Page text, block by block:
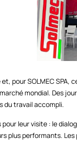
et, pour SOLMEC
mondial. Des
du travail accompli.
leur visite : le
plus performants.